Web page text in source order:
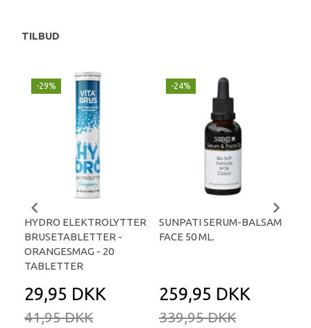
TILBUD
-29%
HYDRO ELEKTROLYTTER
BRUSETABLETTER -
ORANGESMAG - 20
TABLETTER
29,95 DKK
41,95 DKK
-24%
SUNPATI SERUM-BALSAM
FACE 50 ML.
259,95 DKK
339,95 DKK